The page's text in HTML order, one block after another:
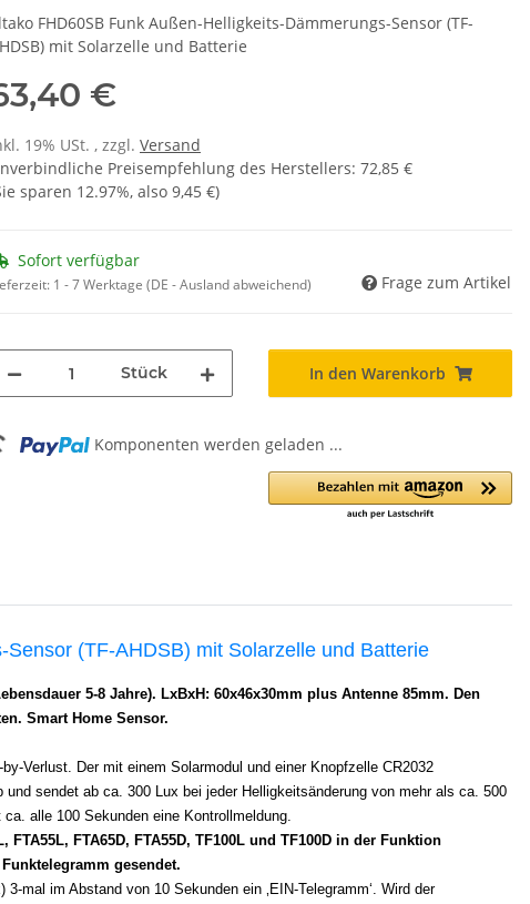
FHD60SB Funk Außen-Helligkeits-Dämmerungs-Sensor (TF-
mit Solarzelle und Batterie
€
19% USt. , zzgl. Versand
Preisempfehlung des Herstellers: 72,85 €
sparen 12.97%, also 9,45 €)
Sofort verfügbar
1 - 7 Werktage (DE - Ausland abweichend) Frage zum Artikel
Stück In den Warenkorb
Komponenten werden geladen ...
(TF-AHDSB) mit Solarzelle und Batterie
5-8 Jahre). LxBxH: 60x46x30mm plus Antenne 85mm. Den
Smart Home Sensor.
Verlust. Der mit einem Solarmodul und einer Knopfzelle CR2032
sendet ab ca. 300 Lux bei jeder Helligkeitsänderung von mehr als ca. 500
alle 100 Sekunden eine Kontrollmeldung.
FTA65D, FTA55D, TF100L und TF100D in der Funktion
gesendet.
mal im Abstand von 10 Sekunden ein ‚EIN-Telegramm‘. Wird der